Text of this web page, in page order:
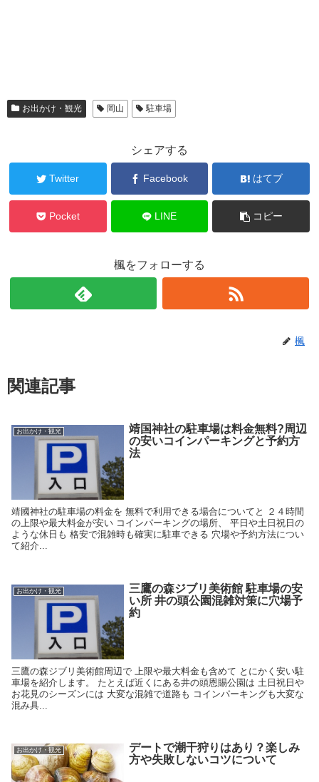
お出かけ・観光 岡山 駐車場
シェアする
Twitter Facebook はてブ
Pocket LINE コピー
楓をフォローする
楓
関連記事
お出かけ・観光
靖国神社の駐車場は料金無料?周辺
の安いコインパーキングと予約方
法
靖國神社の駐車場の料金を 無料で利用できる場合についてと ２４時間
の上限や最大料金が安い コインパーキングの場所、 平日や土日祝日の
ような休日も 格安で混雑時も確実に駐車できる 穴場や予約方法につい
て紹介...
お出かけ・観光
三鷹の森ジブリ美術館 駐車場の安
い所 井の頭公園混雑対策に穴場予
約
三鷹の森ジブリ美術館周辺で 上限や最大料金も含めて とにかく安い駐
車場を紹介します。 たとえば近くにある井の頭恩賜公園は 土日祝日や
お花見のシーズンには 大変な混雑で道路も コインパーキングも大変な
混み具...
お出かけ・観光
デートで潮干狩りはあり？楽しみ
方や失敗しないコツについて